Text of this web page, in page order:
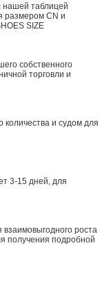
нашей таблицей
размером CN и
SIZE
собственного
торговли и
и судом для
3-15 дней, для
роста
получения подробной